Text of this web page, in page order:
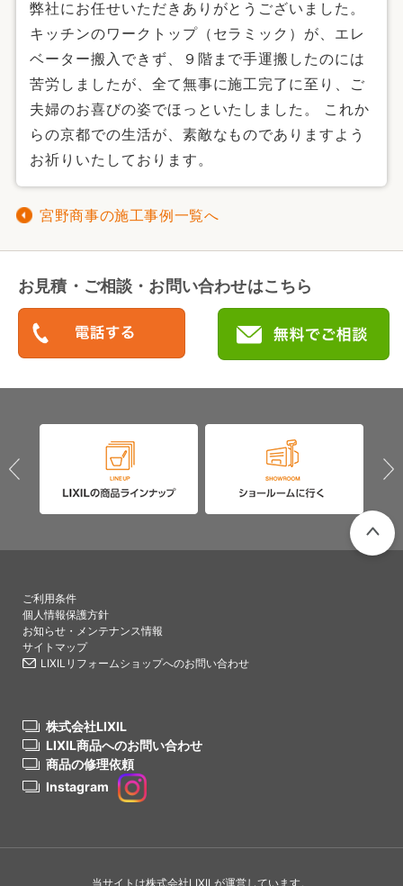
弊社にお任せいただきありがとうございました。
キッチンのワークトップ（セラミック）が、エレ
ベーター搬入できず、９階まで手運搬したのには
苦労しましたが、全て無事に施工完了に至り、ご
夫婦のお喜びの姿でほっといたしました。 これか
らの京都での生活が、素敵なものでありますよう
お祈りいたしております。
宮野商事の施工事例一覧へ
お見積・ご相談・お問い合わせはこちら
ご利用条件
個人情報保護方針
お知らせ・メンテナンス情報
サイトマップ
LIXILリフォームショップへのお問い合わせ
株式会社LIXIL
LIXIL商品へのお問い合わせ
商品の修理依頼
Instagram
当サイトは株式会社LIXILが運営しています。